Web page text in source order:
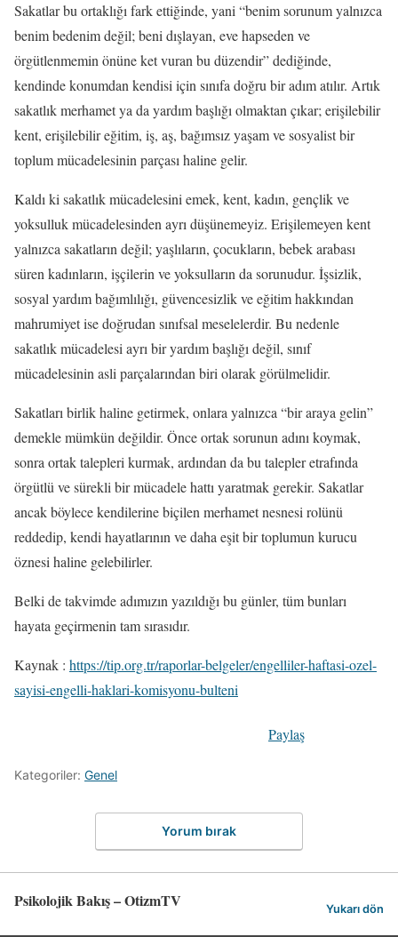
Sakatlar bu ortaklığı fark ettiğinde, yani “benim sorunum yalnızca
benim bedenim değil; beni dışlayan, eve hapseden ve
örgütlenmemin önüne ket vuran bu düzendir” dediğinde,
kendinde konumdan kendisi için sınıfa doğru bir adım atılır. Artık
sakatlık merhamet ya da yardım başlığı olmaktan çıkar; erişilebilir
kent, erişilebilir eğitim, iş, aş, bağımsız yaşam ve sosyalist bir
toplum mücadelesinin parçası haline gelir.
Kaldı ki sakatlık mücadelesini emek, kent, kadın, gençlik ve
yoksulluk mücadelesinden ayrı düşünemeyiz. Erişilemeyen kent
yalnızca sakatların değil; yaşlıların, çocukların, bebek arabası
süren kadınların, işçilerin ve yoksulların da sorunudur. İşsizlik,
sosyal yardım bağımlılığı, güvencesizlik ve eğitim hakkından
mahrumiyet ise doğrudan sınıfsal meselelerdir. Bu nedenle
sakatlık mücadelesi ayrı bir yardım başlığı değil, sınıf
mücadelesinin asli parçalarından biri olarak görülmelidir.
Sakatları birlik haline getirmek, onlara yalnızca “bir araya gelin”
demekle mümkün değildir. Önce ortak sorunun adını koymak,
sonra ortak talepleri kurmak, ardından da bu talepler etrafında
örgütlü ve sürekli bir mücadele hattı yaratmak gerekir. Sakatlar
ancak böylece kendilerine biçilen merhamet nesnesi rolünü
reddedip, kendi hayatlarının ve daha eşit bir toplumun kurucu
öznesi haline gelebilirler.
Belki de takvimde adımızın yazıldığı bu günler, tüm bunları
hayata geçirmenin tam sırasıdır.
Kaynak : https://tip.org.tr/raporlar-belgeler/engelliler-haftasi-ozel-
sayisi-engelli-haklari-komisyonu-bulteni
Paylaş
Kategoriler: Genel
Yorum bırak
Psikolojik Bakış – OtizmTV Yukarı dön